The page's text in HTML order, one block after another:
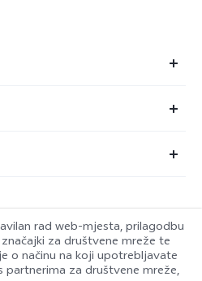
regiju
rad web-mjesta, prilagodbu
za društvene mreže te
o načinu na koji upotrebljavate
za društvene mreže,